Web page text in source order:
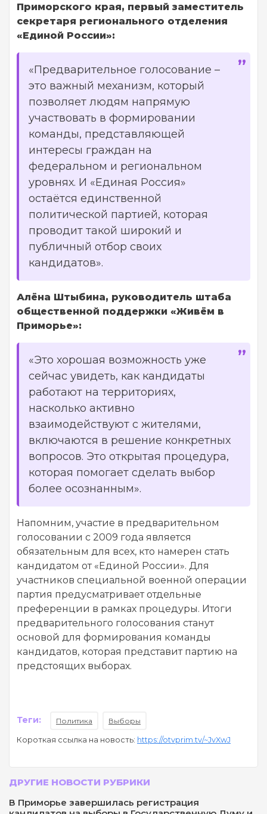
Приморского края, первый заместитель
секретаря регионального отделения
«Единой России»:
«Предварительное голосование –
это важный механизм, который
позволяет людям напрямую
участвовать в формировании
команды, представляющей
интересы граждан на
федеральном и региональном
уровнях. И «Единая Россия»
остаётся единственной
политической партией, которая
проводит такой широкий и
публичный отбор своих
кандидатов».
Алёна Штыбина, руководитель штаба
общественной поддержки «Живём в
Приморье»:
«Это хорошая возможность уже
сейчас увидеть, как кандидаты
работают на территориях,
насколько активно
взаимодействуют с жителями,
включаются в решение конкретных
вопросов. Это открытая процедура,
которая помогает сделать выбор
более осознанным».
Напомним, участие в предварительном
голосовании с 2009 года является
обязательным для всех, кто намерен стать
кандидатом от «Единой России». Для
участников специальной военной операции
партия предусматривает отдельные
преференции в рамках процедуры. Итоги
предварительного голосования станут
основой для формирования команды
кандидатов, которая представит партию на
предстоящих выборах.
Теги: Политика Выборы
Короткая ссылка на новость: https://otvprim.tv/~JvXwJ
ДРУГИЕ НОВОСТИ РУБРИКИ
В Приморье завершилась регистрация